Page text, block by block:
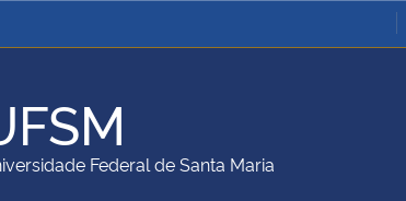
Ministério da Justiça e
Ministério da
Ministério da Educação
Federal de Santa Maria